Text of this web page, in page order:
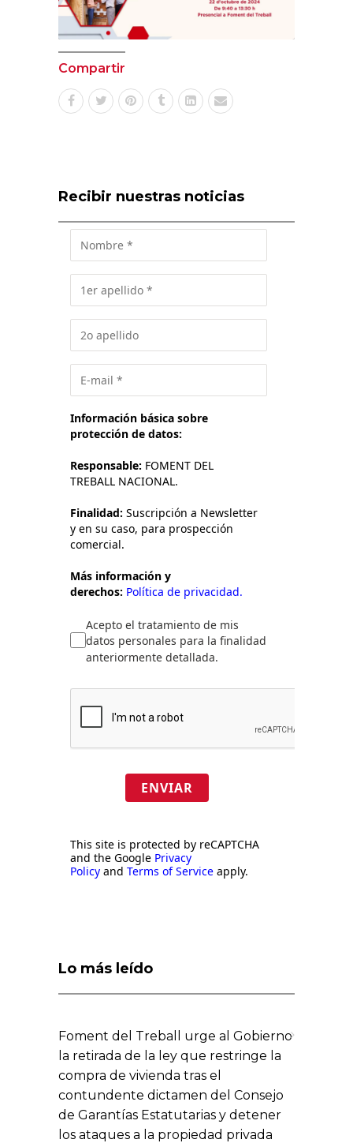
Compartir
Recibir nuestras noticias
Información básica sobre
protección de datos:
Responsable: FOMENT DEL
TREBALL NACIONAL.
Finalidad: Suscripción a Newsletter
y en su caso, para prospección
comercial.
Más información y
derechos: Política de privacidad.
Acepto el tratamiento de mis
datos personales para la finalidad
anteriormente detallada.
ENVIAR
This site is protected by reCAPTCHA
and the Google Privacy
Policy and Terms of Service apply.
Lo más leído
Foment del Treball urge al Gobierno
la retirada de la ley que restringe la
compra de vivienda tras el
contundente dictamen del Consejo
de Garantías Estatutarias y detener
los ataques a la propiedad privada